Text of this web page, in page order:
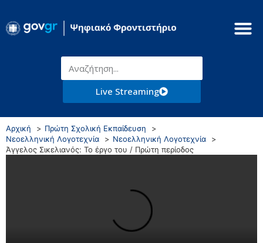
Live Streaming
Αρχική
Πρώτη Σχολική Εκπαίδευση
Νεοελληνική Λογοτεχνία
Νεοελληνική Λογοτεχνία
Άγγελος Σικελιανός: Το έργο του / Πρώτη περίοδος